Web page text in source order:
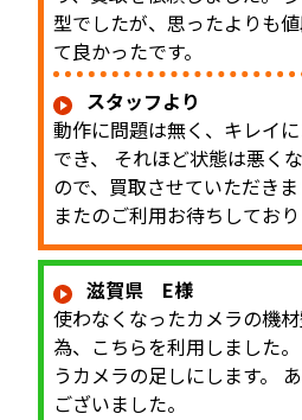
型でしたが、思ったよりも
て良かったです。
スタッフより
動作に問題は無く、キレイ
でき、 それほど状態は悪く
ので、買取させていただきま
またのご利用お待ちしており
滋賀県 E様
使わなくなったカメラの機
為、こちらを利用しました
うカメラの足しにします。
ございました。